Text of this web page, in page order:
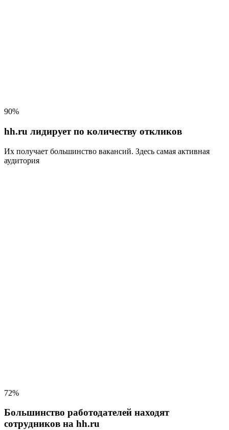
90%
hh.ru лидирует по количеству откликов
Их получает большинство вакансий. Здесь самая активная
аудитория
72%
Большинство работодателей находят
сотрудников на hh.ru